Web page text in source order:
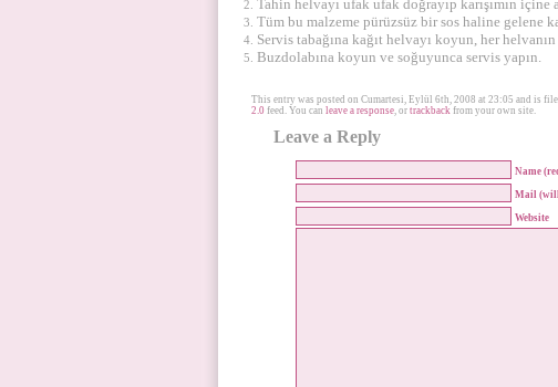
Tahin helvayı ufak ufak doğrayıp karışımın içine
Tüm bu malzeme pürüzsüz bir sos haline gelene
Servis tabağına kağıt helvayı koyun, her
Buzdolabına koyun ve soğuyunca servis yapın.
This entry was posted on Cumartesi, Eylül 6th, 2008 at 23:05 and is
2.0 feed. You can leave a response, or trackback from your own site.
Leave a Reply
Name
Mail (will
Website